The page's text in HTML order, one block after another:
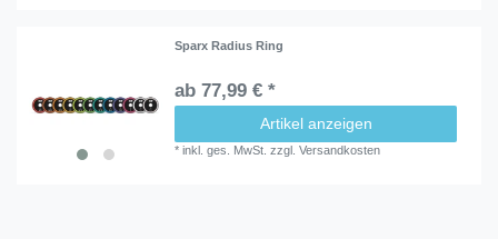
Sparx Radius Ring
ab 77,99 € *
Artikel anzeigen
*inkl. ges. MwSt. zzgl.Versandkosten